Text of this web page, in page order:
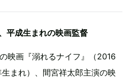
平成生まれの映画監督
映画『溺れるナイフ』（2016
まれ）、間宮祥太郎主演の映